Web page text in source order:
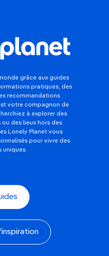
grâce aux guides
pratiques, des
recommandations
votre compagnon de
à explorer des
des lieux hors des
Lonely Planet vous
pour vivre des
uniques.